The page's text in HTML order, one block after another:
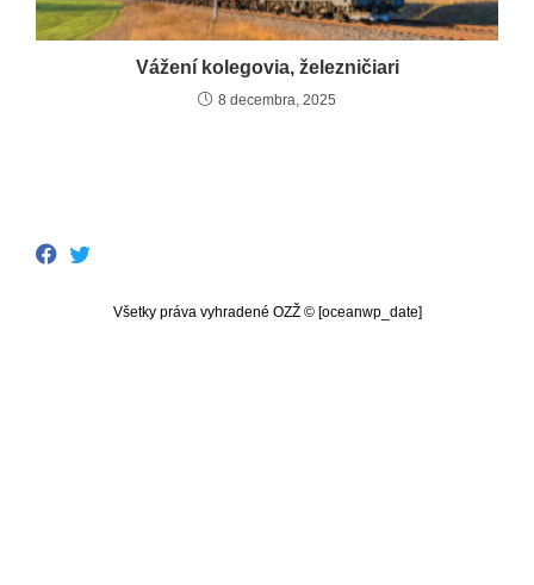
Vážení kolegovia, železničiari
8 decembra, 2025
Všetky práva vyhradené OZŽ © [oceanwp_date]